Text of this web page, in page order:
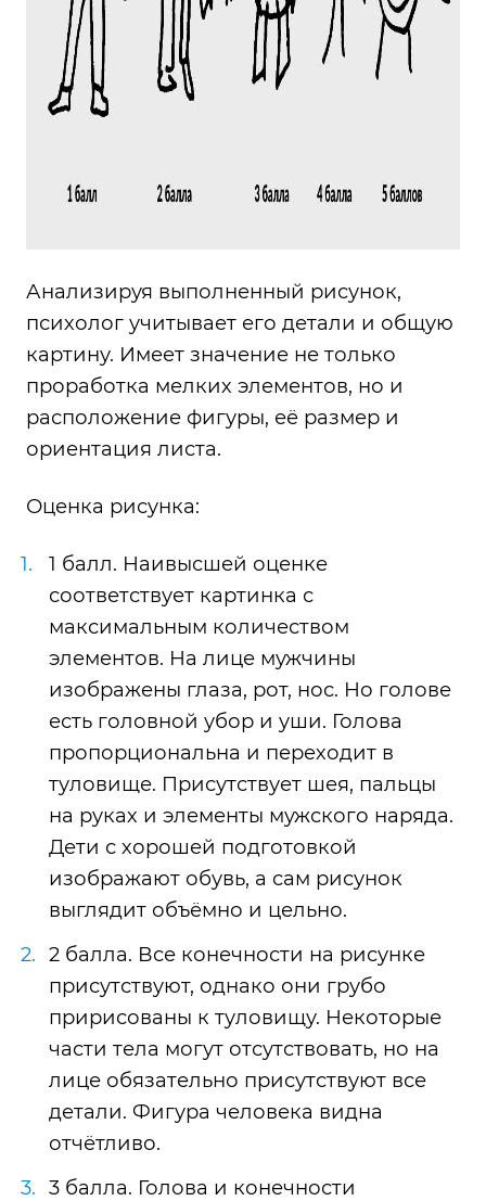
Анализируя выполненный рисунок,
психолог учитывает его детали и общую
картину. Имеет значение не только
проработка мелких элементов, но и
расположение фигуры, её размер и
ориентация листа.
Оценка рисунка:
1 балл. Наивысшей оценке
соответствует картинка с
максимальным количеством
элементов. На лице мужчины
изображены глаза, рот, нос. Но голове
есть головной убор и уши. Голова
пропорциональна и переходит в
туловище. Присутствует шея, пальцы
на руках и элементы мужского наряда.
Дети с хорошей подготовкой
изображают обувь, а сам рисунок
выглядит объёмно и цельно.
2 балла. Все конечности на рисунке
присутствуют, однако они грубо
пририсованы к туловищу. Некоторые
части тела могут отсутствовать, но на
лице обязательно присутствуют все
детали. Фигура человека видна
отчётливо.
3 балла. Голова и конечности